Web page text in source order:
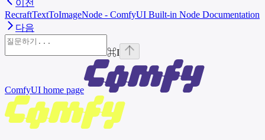
이전
RecraftTextToImageNode - ComfyUI Built-in Node Documentation
다음
⌘I
ComfyUI home page